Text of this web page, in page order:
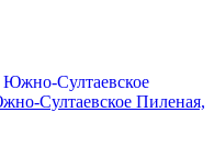
Султаевское Пиленая,